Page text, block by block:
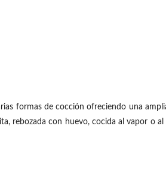
formas de cocción ofreciendo una
rebozada con huevo, cocida al vapor o